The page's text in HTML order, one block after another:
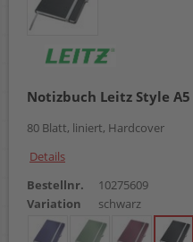
Notizbuch Leitz Style A5
80 Blatt, liniert, Hardcover
Details
Bestellnr.
10275609
Variation
schwarz